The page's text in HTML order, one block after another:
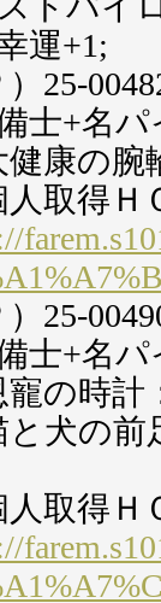
運+1;
）25-
士+名
健康の
人取得Ｈ
）25-
士+名
寵の時
と犬の
人取得Ｈ